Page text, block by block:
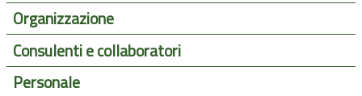
Organizzazione
Consulenti e collaboratori
Personale